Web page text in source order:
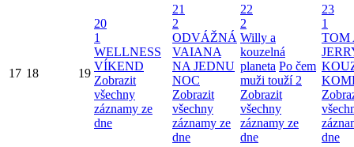
17 18 19
20
1
WELLNESS
VÍKEND
Zobrazit
všechny
záznamy ze
dne
21
2
ODVÁŽNÁ
VAIANA
NA JEDNU
NOC
Zobrazit
všechny
záznamy ze
dne
22
2
Willy a
kouzelná
planeta Po čem
muži touží 2
Zobrazit
všechny
záznamy ze
dne
23
1
TOM
dne